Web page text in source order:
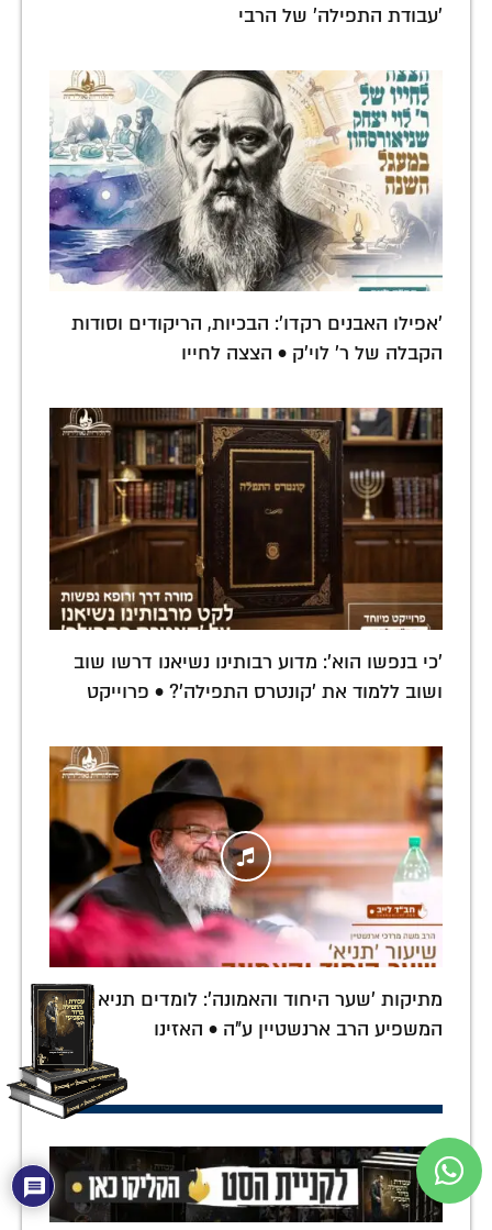
'עבודת התפילה' של הרבי
'אפילו האבנים רקדו': הבכיות, הריקודים וסודות
הקבלה של ר' לוי'ק • הצצה לחייו
'כי בנפשו הוא': מדוע רבותינו נשיאנו דרשו שוב
ושוב ללמוד את 'קונטרס התפילה'? • פרוייקט
מתיקות 'שער היחוד והאמונה': לומדים תניא עם
המשפיע הרב ארנשטיין ע"ה • האזינו